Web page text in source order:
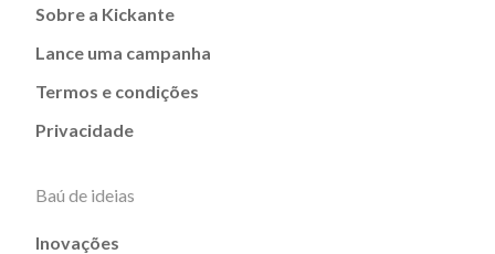
Sobre a Kickante
Lance uma campanha
Termos e condições
Privacidade
Baú de ideias
Inovações